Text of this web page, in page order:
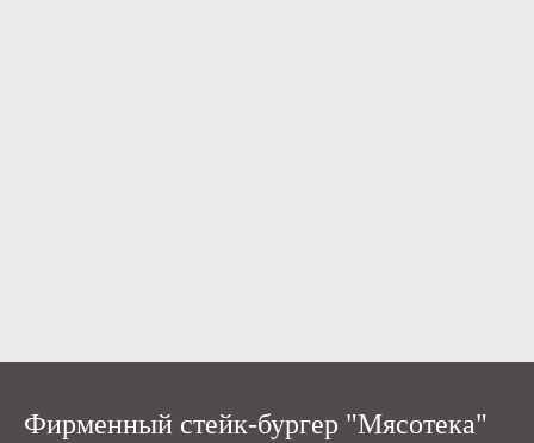
Фирменный стейк-бургер "Мясотека"